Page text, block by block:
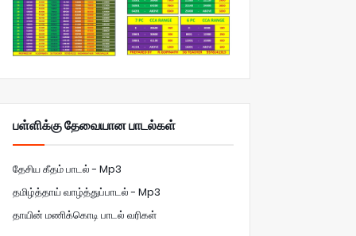
பள்ளிக்கு தேவையான பாடல்கள்
தேசிய கீதம் பாடல் - Mp3
தமிழ்த்தாய் வாழ்த்துப்பாடல் - Mp3
தாயின் மணிக்கொடி பாடல் வரிகள்